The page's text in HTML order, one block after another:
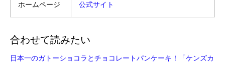
ホームページ 公式サイト
合わせて読みたい
日本一のガトーショコラとチョコレートパンケーキ！「ケンズカ